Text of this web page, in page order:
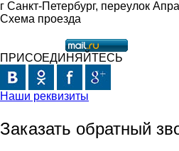
г Санкт-Петербург, переулок
Схема проезда
ПРИСОЕДИНЯЙТЕСЬ
Наши реквизиты
Заказать обратный